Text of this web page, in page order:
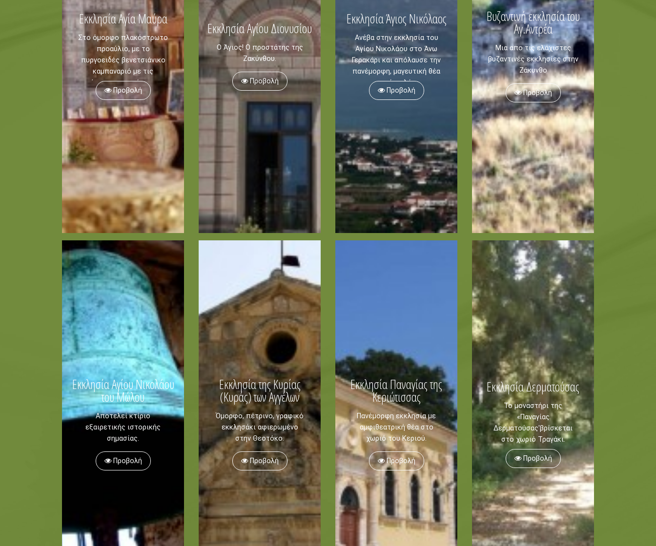
ΚΡΑΤΗΣΗ -
Καγιάκ
Πεζοπορία
Αναψυχή
Ποδηλασία
Ιστιοπλοΐα
Ελεύθερη Κατάδυση
Καταδύσεις
Ιππασία
Παραλίες
Αξιοθέατα
Συμβουλές
Ταξιδιωτικό Οδηγός
Μουσεία
Εκκλησίες
Μοναστήρια
Μέρη
Σχετικά - Σχετικά με εμάς
Εκκλησία Αγία Μαύρα
Στο όμορφο πλακόστρωτο
προαύλιο, με το
πυργοειδές βενετσιάνικο
καμπαναριό με τις
τέσσερις καμπάνες να
δεσπόζει, βρίσκεται η
επιβλητική εκκλησία της
Αγίας Μαύρας.
Προβολή
Εκκλησία Αγίου Διονυσίου
Ο Άγιος! Ο προστάτης της
Ζακύνθου.
Προβολή
Εκκλησία Άγιος Νικόλαος
Ανέβα στην εκκλησία του
Αγίου Νικολάου στο Άνω
Γερακάρι και απόλαυσε την
πανέμορφη, μαγευτική θέα
από ψηλά.
Προβολή
Βυζαντινή εκκλησία του
Αγ.Αντρέα
Μια απο τις ελάχιστες
βυζαντινές εκκλησίες στην
Ζάκυνθο
Προβολή
Εκκλησία Αγίου Νικολάου
του Μώλου
Αποτελεί κτίριο
εξαιρετικής ιστορικής
σημασίας.
Προβολή
Εκκλησία της Κυρίας
(Κυράς) των Αγγέλων
Όμορφο, πέτρινο, γραφικό
εκκλησάκι αφιερωμένο
στην Θεοτόκο.
Προβολή
Εκκλησία Παναγίας της
Κεριώτισσας
Πανέμορφη εκκλησία με
αμφιθεατρική θέα στο
χωριό του Κεριού.
Προβολή
Εκκλησία Δερματούσας
Το μοναστήρι της
«Παναγίας
Δερματούσας'βρίσκεται
στο χωριό Τραγάκι.
Προβολή